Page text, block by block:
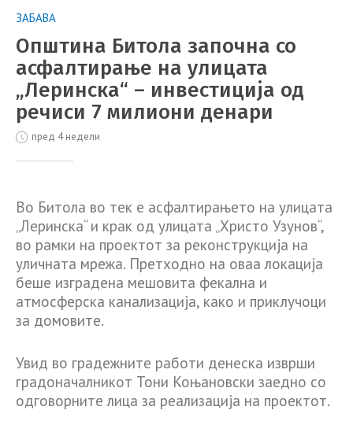
ЗАБАВА
Општина Битола започна со
асфалтирање на улицата
„Леринска“ – инвестиција од
речиси 7 милиони денари
пред 4 недели
Во Битола во тек е асфалтирањето на улицата
„Леринска“ и крак од улицата „Христо Узунов“,
во рамки на проектот за реконструкција на
уличната мрежа. Претходно на оваа локација
беше изградена мешовита фекална и
атмосферска канализација, како и приклучоци
за домовите.
Увид во градежните работи денеска изврши
градоначалникот Тони Коњановски заедно со
одговорните лица за реализација на проектот.